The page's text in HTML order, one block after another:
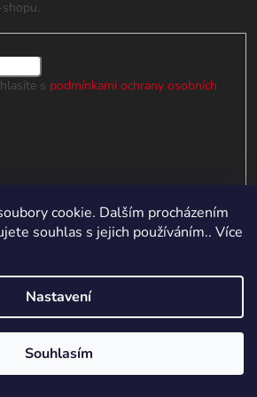
cookie. Dalším procházením
souhlas s jejich používáním.. Více
Nastavení
Souhlasím
s podmínkami ochrany osobních
NA PRVNÍ NÁKUP